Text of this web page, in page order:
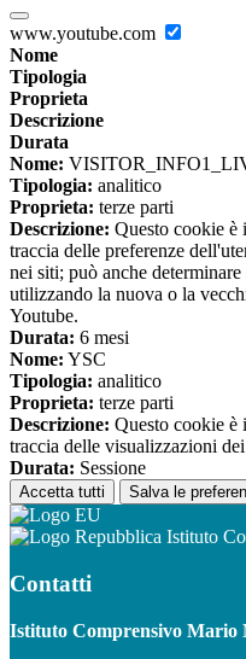
www.youtube.com
Nome
Tipologia
Proprieta
Descrizione
Durata
Nome:
Tipologia: analitico
Proprieta: terze parti
Descrizione: Questo cookie è
traccia delle preferenze
nei siti; può anche
utilizzando la nuova o la
Youtube.
Durata: 6 mesi
Nome: YSC
Tipologia: analitico
Proprieta: terze parti
Descrizione: Questo cookie è
traccia delle visualizzazioni
Durata: Sessione
Accetta tutti Salva le
Istituto
Contatti
Istituto Comprensivo Mario